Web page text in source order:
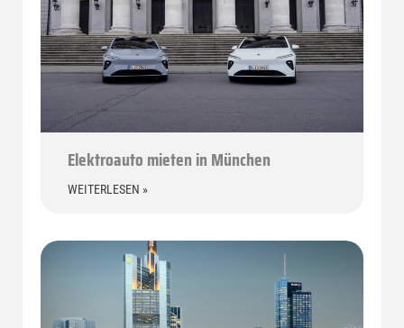
Elektroauto mieten in München
WEITERLESEN »